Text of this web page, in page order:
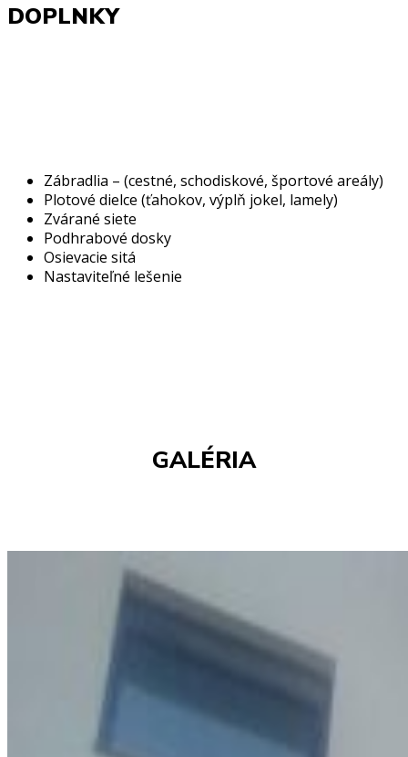
DOPLNKY
Zábradlia – (cestné, schodiskové, športové areály)
Plotové dielce (ťahokov, výplň jokel, lamely)
Zvárané siete
Podhrabové dosky
Osievacie sitá
Nastaviteľné lešenie
GALÉRIA